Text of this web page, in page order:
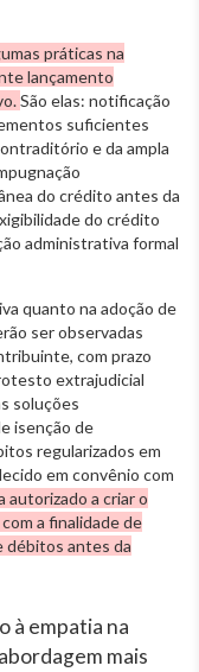
práticas na
lançamento
São elas: notificação
suficientes
e da ampla
do crédito antes da
do crédito
administrativa formal
quanto na adoção de
ser observadas
com prazo
extrajudicial
soluções
isenção de
regularizados em
em convênio com
autorizado a criar o
a finalidade de
débitos antes da
à empatia na
mais